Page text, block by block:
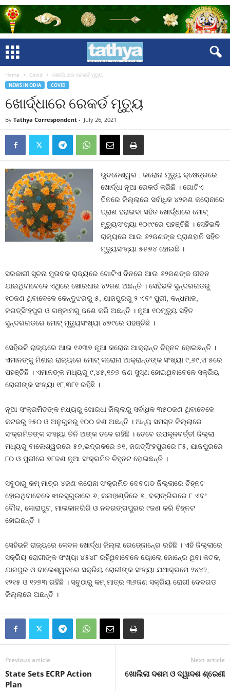
Home Covid ଖୋର୍ଦ୍ଧାରେ ରେକର୍ଡ ମୃତ୍ୟୁ
NEWS IN ODIA COVID
ଖୋର୍ଦ୍ଧାରେ ରେକର୍ଡ ମୃତ୍ୟୁ
By Tathya Correspondent - July 26, 2021
ଭୁବନେଶ୍ୱର : କରୋନା ମୃତ୍ୟୁ କ୍ଷେତ୍ରରେ
ଖୋର୍ଦ୍ଧା ନୂଆ ରେକର୍ଡ କରିଛି । ଗୋଟିଏ
ଦିନରେ ଜିଲ୍ଲାରେ ସର୍ବାଧିକ ୪୨ଜଣ କରୋନାରେ
ପ୍ରାଣ ହରାଇବା ସହିତ ଖୋର୍ଦ୍ଧାରେ ମୋଟ୍‍
ମୃତ୍ୟୁସଂଖ୍ୟା ୧୦୯୯ରେ ପହଞ୍ଚିଛି । ସେହିଭଳି
ରାଜ୍ୟରେ ଆଉ ୬୨ଜଣଙ୍କ ପ୍ରାଣହାନି ସହିତ
ମୃତ୍ୟୁସଂଖ୍ୟା ୫୫୭୪ ହୋଇଛି ।
ସରକାରୀ ସୂଚନା ମୁତାବକ ରାଜ୍ୟରେ ଗୋଟିଏ ଦିନରେ ଆଉ ୬୨ଜଣଙ୍କ ଜୀବନ
ଯାଇଥିବାବେଳେ ଏଥିରେ ଖୋରଧାର ୪୨ଜଣ ଅଛନ୍ତି । ସେହିଭଳି ସୁନ୍ଦରଗଡରୁ
୧୦ଜଣ ଥିବାବେଳେ କେନ୍ଦୁଝରରୁ ୫, ଯାଜପୁରରୁ ୨ ଏବଂ ପୁରୀ, କନ୍ଧମାଳ,
ଜଗତ୍‍ସିଂହପୁର ଓ ଗଞ୍ଜାମରୁ ଜଣେ କରି ଅଛନ୍ତି । ନୂଆ ୧୦ମୃତ୍ୟୁ ସହିତ
ସୁନ୍ଦରଗଡରେ ମୋଟ୍‍ ମୃତ୍ୟୁସଂଖ୍ୟା ୪୭୯ରେ ପହଞ୍ଚିଛି ।
ସେହିଭଳି ରାଜ୍ୟରେ ଆଉ ୧୬୩୭ ନୂଆ କରୋନା ଆକ୍ରାନ୍ତ ଚିହ୍ନଟ ହୋଇଛନ୍ତି ।
ଏମାନଙ୍କୁ ମିଶାଇ ରାଜ୍ୟରେ ମୋଟ୍‍ କରୋନା ଆକ୍ରାନ୍ତଙ୍କ ସଂଖ୍ୟା ୯,୬୯,୧୮୫ରେ
ପହଞ୍ଚିଛି । ଏମାନଙ୍କ ମଧ୍ୟରୁ ୯,୪୫,୧୭୭ ଜଣ ସୁସ୍ଥ ହୋଇଥିବାବେଳେ ସକ୍ରିୟ
ରୋଗୀଙ୍କ ସଂଖ୍ୟା ୧୮,୩୮୧ ରହିଛି ।
ନୂଆ ସଂକ୍ରମିତଙ୍କ ମଧ୍ୟରୁ ଖୋରଧା ଜିଲ୍ଲାରୁ ସର୍ବାଧିକ ୩୫୦ଜଣ ଥିବାବେଳେ
କଟକରୁ ୨୫୦ ଓ ଅନୁଗୁଳରୁ ୧୦୦ ଜଣ ଅଛନ୍ତି । ଅନ୍ୟ ସମସ୍ତ ଜିଲ୍ଲାରେ
ସଂକ୍ରମିତଙ୍କ ସଂଖ୍ୟା ତିନି ଅଙ୍କ ତଳେ ରହିଛି । ତେବେ ଉପକୂଳବର୍ତ୍ତୀ ଜିଲ୍ଲା
ମଧ୍ୟରୁ ବାଲେଶ୍ୱରରେ ୫୭,ଭଦ୍ରକରେ ୭୧, ଜଗତ୍‍ସିଂହପୁରରେ ୮୫, ଯାଜପୁରରେ
୮୦ ଓ ପୁରୀରେ ୭୮ଜଣ ନୂଆ ସଂକ୍ରମିତ ଚିହ୍ନଟ ହୋଇଛନ୍ତି ।
ସବୁଠାରୁ କମ୍‍ ମାତ୍ର ୪ଜଣ କରୋନା ସଂକ୍ରମିତ ଦେବଗଡ ଜିଲ୍ଲାରେ ଚିହ୍ନଟ
ହୋଇଥିବାବେଳେ ଝାରସୁଗୁଡାରେ ୬, କଳାହାଣ୍ଡିରେ ୭, ବଲାଙ୍ଗିରରେ ୮ ଏବଂ
ବୌଦ, କୋରାପୁଟ, ମାଲକାନଗିରି ଓ ନବରଙ୍ଗପୁରର ୯ଜଣ କରି ଚିହ୍ନଟ
ହୋଇଛନ୍ତି ।
ସେହିଭଳି ରାଜ୍ୟରେ କେବଳ ଖୋର୍ଦ୍ଧା ଜିଲ୍ଲା ରେଡ୍‍ଜୋନ୍‍ରେ ରହିଛି । ଏହି ଜିଲ୍ଲାରେ
ସକ୍ରିୟ ରୋଗୀଙ୍କ ସଂଖ୍ୟା ୪୫୪୮ ରହିଥିବାବେଳେ ୟୋଲୋ ଜୋନ୍‍ରେ ଥିବା କଟକ,
ଯାଜପୁର ଓ ବାଲେଶ୍ୱରରେ ସକ୍ରିୟ ରୋଗୀଙ୍କ ସଂଖ୍ୟା ଯଥାକ୍ରମେ ୨୪୪୨,
୧୨୧୫ ଓ ୧୨୭୩ ରହିଛି । ସବୁଠାରୁ କମ୍‍ ମାତ୍ର ୩୬ଜଣ ସକ୍ରିୟ ରୋଗୀ ଦେବଗଡ
ଜିଲ୍ଲାରେ ଅଛନ୍ତି ।
Previous article
State Sets ECRP Action
Plan
Next article
ଖୋଲିଲା ଦଶମ ଓ ଦ୍ୱାଦଶ ଶ୍ରେଣୀ